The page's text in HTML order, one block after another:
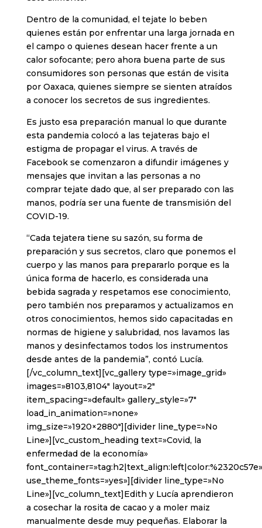
Dentro de la comunidad, el tejate lo beben
quienes están por enfrentar una larga jornada en
el campo o quienes desean hacer frente a un
calor sofocante; pero ahora buena parte de sus
consumidores son personas que están de visita
por Oaxaca, quienes siempre se sienten atraídos
a conocer los secretos de sus ingredientes.
Es justo esa preparación manual lo que durante
esta pandemia colocó a las tejateras bajo el
estigma de propagar el virus. A través de
Facebook se comenzaron a difundir imágenes y
mensajes que invitan a las personas a no
comprar tejate dado que, al ser preparado con las
manos, podría ser una fuente de transmisión del
COVID-19.
“Cada tejatera tiene su sazón, su forma de
preparación y sus secretos, claro que ponemos el
cuerpo y las manos para prepararlo porque es la
única forma de hacerlo, es considerada una
bebida sagrada y respetamos ese conocimiento,
pero también nos preparamos y actualizamos en
otros conocimientos, hemos sido capacitadas en
normas de higiene y salubridad, nos lavamos las
manos y desinfectamos todos los instrumentos
desde antes de la pandemia”, contó Lucía.
[/vc_column_text][vc_gallery type=»image_grid»
images=»8103,8104″ layout=»2″
item_spacing=»default» gallery_style=»7″
load_in_animation=»none»
img_size=»1920×2880″][divider line_type=»No
Line»][vc_custom_heading text=»Covid, la
enfermedad de la economía»
font_container=»tag:h2|text_align:left|color:%2320c57e»
use_theme_fonts=»yes»][divider line_type=»No
Line»][vc_column_text]Edith y Lucía aprendieron
a cosechar la rosita de cacao y a moler maiz
manualmente desde muy pequeñas. Elaborar la